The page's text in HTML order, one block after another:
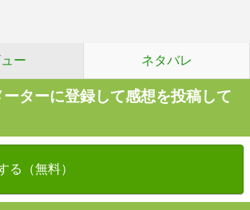
ー ネタバレ
ターに登録して感想を投稿して
る（無料）